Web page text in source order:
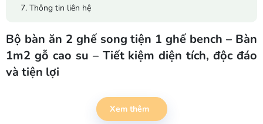
7. Thông tin liên hệ
Bộ bàn ăn 2 ghế song tiện 1 ghế bench – Bàn
1m2 gỗ cao su – Tiết kiệm diện tích, độc đáo
và tiện lợi
Bạn đang tìm một bộ bàn ăn vừa đẹp, vừa tiết kiệm không gian, lại
có điểm nhấn khác biệt?Bộ bàn ăn 2 ghế song tiện + 1 ghế bench,
Nội Thất LHQ
chính là lựa chọn thông minh. Với thiết
Xem thêm